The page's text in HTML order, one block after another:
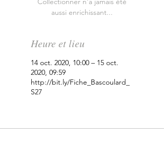
aussi enrichissant...
Heure et lieu
14 oct. 2020, 10:00 – 15 oct.
2020, 09:59
http://bit.ly/Fiche_Bascoulard_
S27